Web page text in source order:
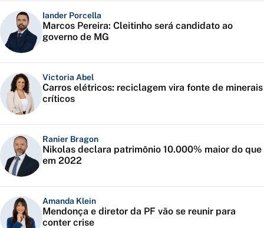
Iander Porcella
Marcos Pereira: Cleitinho será candidato ao
governo de MG
Victoria Abel
Carros elétricos: reciclagem vira fonte de minerais
críticos
Ranier Bragon
Nikolas declara patrimônio 10.000% maior do que
em 2022
Amanda Klein
Mendonça e diretor da PF vão se reunir para
conter crise